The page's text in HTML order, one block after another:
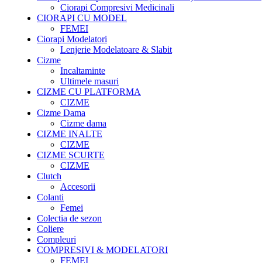
Ciorapi Compresivi Medicinali
CIORAPI CU MODEL
FEMEI
Ciorapi Modelatori
Lenjerie Modelatoare & Slabit
Cizme
Incaltaminte
Ultimele masuri
CIZME CU PLATFORMA
CIZME
Cizme Dama
Cizme dama
CIZME INALTE
CIZME
CIZME SCURTE
CIZME
Clutch
Accesorii
Colanti
Femei
Colectia de sezon
Coliere
Compleuri
COMPRESIVI & MODELATORI
FEMEI